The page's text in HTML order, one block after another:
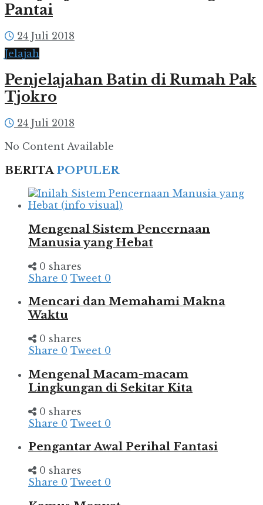
Pantai
24 Juli 2018
Jelajah
Penjelajahan Batin di Rumah Pak
Tjokro
24 Juli 2018
No Content Available
BERITA POPULER
Mengenal Sistem Pencernaan
Manusia yang Hebat
0 shares
Share 0 Tweet 0
Mencari dan Memahami Makna
Waktu
0 shares
Share 0 Tweet 0
Mengenal Macam-macam
Lingkungan di Sekitar Kita
0 shares
Share 0 Tweet 0
Pengantar Awal Perihal Fantasi
0 shares
Share 0 Tweet 0